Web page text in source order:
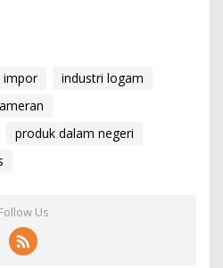
impor
industri logam
produk dalam negeri
Follow Us